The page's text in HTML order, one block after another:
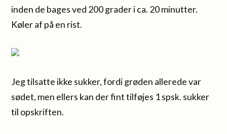
inden de bages ved 200 grader i ca. 20 minutter.
Køler af på en rist.
Jeg tilsatte ikke sukker, fordi grøden allerede var
sødet, men ellers kan der fint tilføjes 1 spsk. sukker
til opskriften.